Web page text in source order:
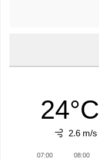
24°C
2.6 m/s
07:00 08:00